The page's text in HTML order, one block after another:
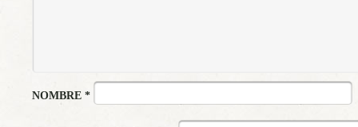
NOMBRE *